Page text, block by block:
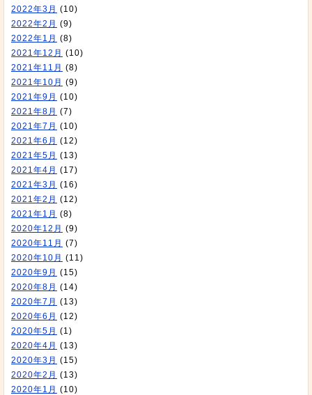
2022年3月 (10)
2022年2月 (9)
2022年1月 (8)
2021年12月 (10)
2021年11月 (8)
2021年10月 (9)
2021年9月 (10)
2021年8月 (7)
2021年7月 (10)
2021年6月 (12)
2021年5月 (13)
2021年4月 (17)
2021年3月 (16)
2021年2月 (12)
2021年1月 (8)
2020年12月 (9)
2020年11月 (7)
2020年10月 (11)
2020年9月 (15)
2020年8月 (14)
2020年7月 (13)
2020年6月 (12)
2020年5月 (1)
2020年4月 (13)
2020年3月 (15)
2020年2月 (13)
2020年1月 (10)